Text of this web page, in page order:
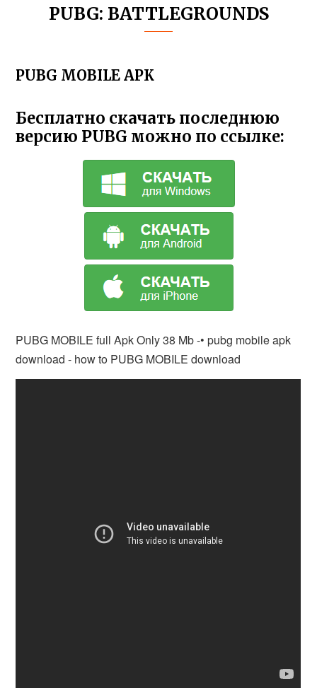
PUBG: BATTLEGROUNDS
PUBG MOBILE APK
Бесплатно скачать последнюю
версию PUBG можно по ссылке:
PUBG MOBILE full Apk Only 38 Mb -• pubg mobile apk
download - how to PUBG MOBILE download